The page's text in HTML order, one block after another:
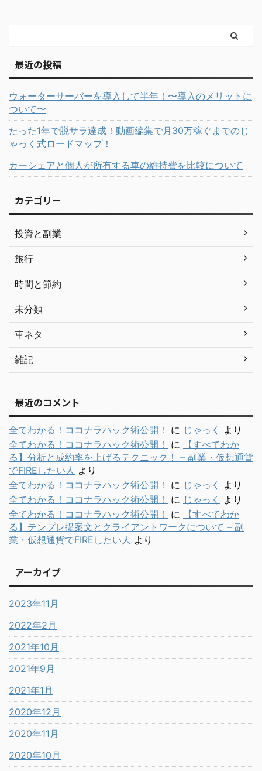
最近の投稿
ウォーターサーバーを導入して半年！〜導入のメリットに
ついて〜
たった1年で脱サラ達成！動画編集で月30万稼ぐまでのじ
ゃっく式ロードマップ！
カーシェアと個人が所有する車の維持費を比較について
カテゴリー
投資と副業
旅行
時間と節約
未分類
車ネタ
雑記
最近のコメント
全てわかる！ココナラハック術公開！ に じゃっく
より
全てわかる！ココナラハック術公開！
に
【すべてわか
る】分析と成約率を上げるテクニック！ – 副業・仮想通貨
でFIREしたい人 より
全てわかる！ココナラハック術公開！
に じゃっく
より
全てわかる！ココナラハック術公開！
に じゃっく
より
全てわかる！ココナラハック術公開！
に
【すべてわか
る】テンプレ提案文とクライアントワークについて – 副
業・仮想通貨でFIREしたい人 より
アーカイブ
2023年11月
2022年2月
2021年10月
2021年9月
2021年1月
2020年12月
2020年11月
2020年10月